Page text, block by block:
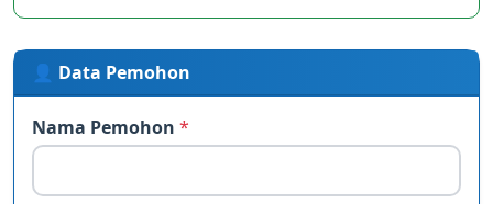
👤 Data Pemohon
Nama Pemohon *